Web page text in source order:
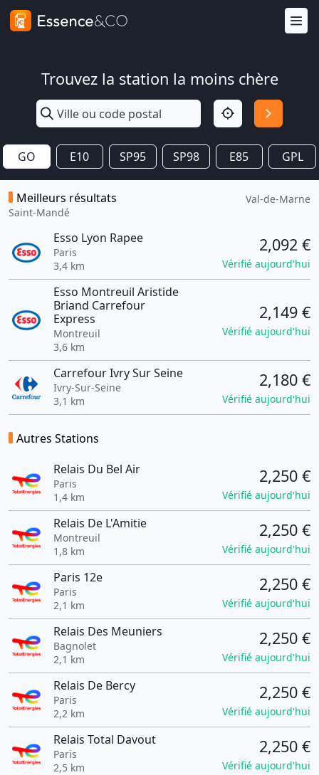
Trouvez la station la moins chère
GO E10 SP95 SP98 E85 GPL
Meilleurs résultats
Saint-Mandé
Val-de-Marne
Esso Lyon Rapee
Paris
3,4 km
2,092 €
Vérifié aujourd'hui
Esso Montreuil Aristide
Briand Carrefour
Express
Montreuil
3,6 km
2,149 €
Vérifié aujourd'hui
Carrefour Ivry Sur Seine
Ivry-Sur-Seine
3,1 km
2,180 €
Vérifié aujourd'hui
Autres Stations
Relais Du Bel Air
Paris
1,4 km
2,250 €
Vérifié aujourd'hui
Relais De L'Amitie
Montreuil
1,8 km
2,250 €
Vérifié aujourd'hui
Paris 12e
Paris
2,1 km
2,250 €
Vérifié aujourd'hui
Relais Des Meuniers
Bagnolet
2,1 km
2,250 €
Vérifié aujourd'hui
Relais De Bercy
Paris
2,2 km
2,250 €
Vérifié aujourd'hui
Relais Total Davout
Paris
2,5 km
2,250 €
Vérifié aujourd'hui